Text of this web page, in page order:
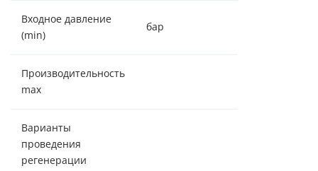
Входное давление
(min)
бар
Производительность
max
Варианты
проведения
регенерации